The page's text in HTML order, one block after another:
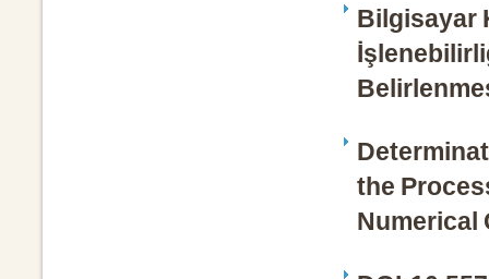
Bilgisayar
the
Numerical